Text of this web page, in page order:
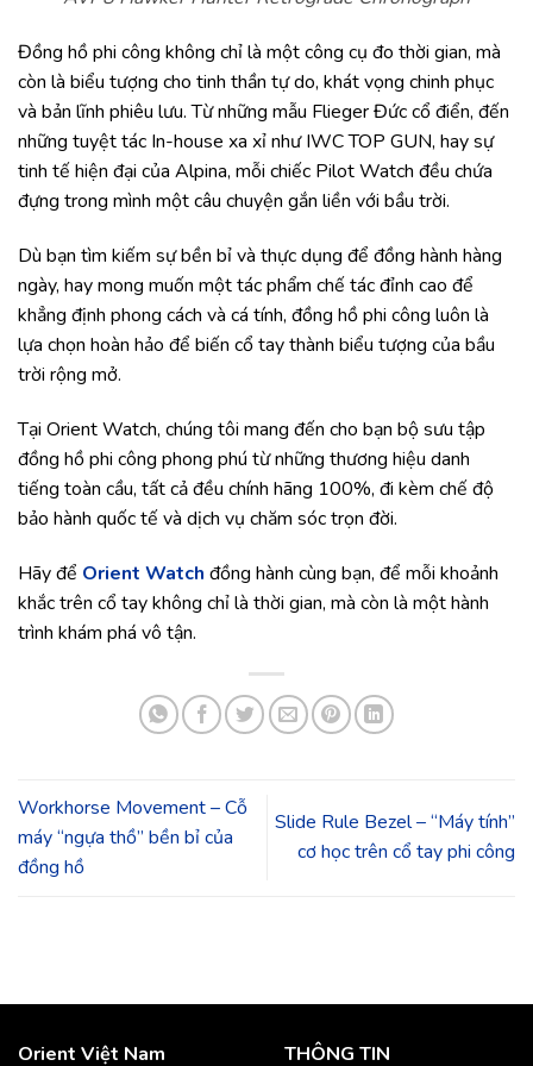
Đồng hồ phi công không chỉ là một công cụ đo thời gian, mà
còn là biểu tượng cho tinh thần tự do, khát vọng chinh phục
và bản lĩnh phiêu lưu. Từ những mẫu Flieger Đức cổ điển, đến
những tuyệt tác In-house xa xỉ như IWC TOP GUN, hay sự
tinh tế hiện đại của Alpina, mỗi chiếc Pilot Watch đều chứa
đựng trong mình một câu chuyện gắn liền với bầu trời.
Dù bạn tìm kiếm sự bền bỉ và thực dụng để đồng hành hàng
ngày, hay mong muốn một tác phẩm chế tác đỉnh cao để
khẳng định phong cách và cá tính, đồng hồ phi công luôn là
lựa chọn hoàn hảo để biến cổ tay thành biểu tượng của bầu
trời rộng mở.
Tại Orient Watch, chúng tôi mang đến cho bạn bộ sưu tập
đồng hồ phi công phong phú từ những thương hiệu danh
tiếng toàn cầu, tất cả đều chính hãng 100%, đi kèm chế độ
bảo hành quốc tế và dịch vụ chăm sóc trọn đời.
Hãy để Orient Watch đồng hành cùng bạn, để mỗi khoảnh
khắc trên cổ tay không chỉ là thời gian, mà còn là một hành
trình khám phá vô tận.
Workhorse Movement – Cỗ
máy “ngựa thồ” bền bỉ của
đồng hồ
Slide Rule Bezel – “Máy tính”
cơ học trên cổ tay phi công
Orient Việt Nam THÔNG TIN